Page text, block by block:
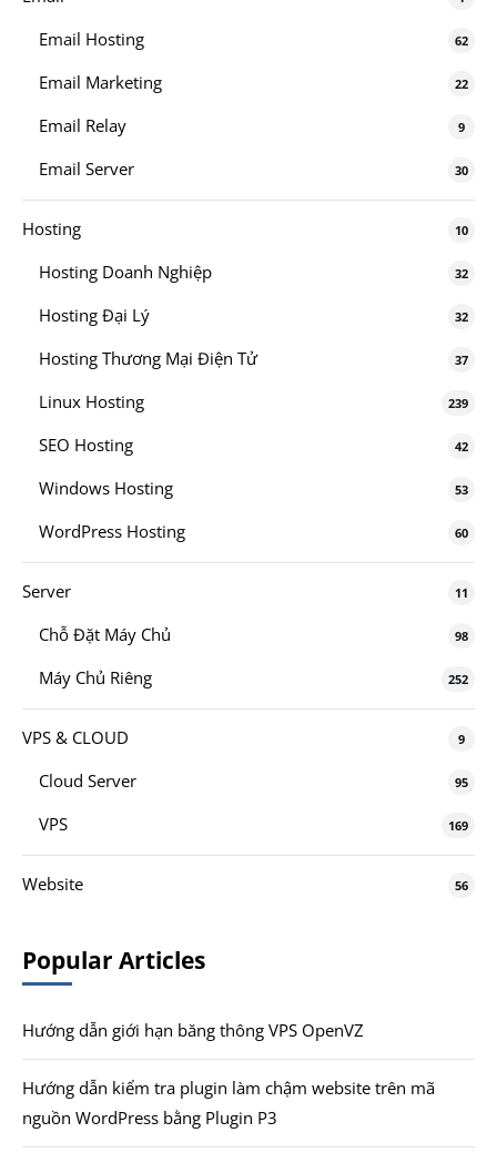
Email Hosting 62
Email Marketing 22
Email Relay 9
Email Server 30
Hosting 10
Hosting Doanh Nghiệp 32
Hosting Đại Lý 32
Hosting Thương Mại Điện Tử 37
Linux Hosting 239
SEO Hosting 42
Windows Hosting 53
WordPress Hosting 60
Server 11
Chỗ Đặt Máy Chủ 98
Máy Chủ Riêng 252
VPS & CLOUD 9
Cloud Server 95
VPS 169
Website 56
Popular Articles
Hướng dẫn giới hạn băng thông VPS OpenVZ
Hướng dẫn kiểm tra plugin làm chậm website trên mã
nguồn WordPress bằng Plugin P3